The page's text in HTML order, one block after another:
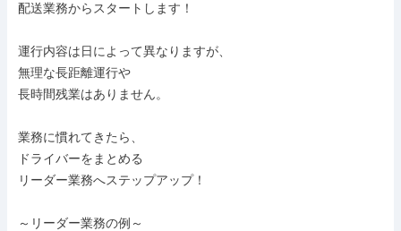
配送業務からスタートします！
運行内容は日によって異なりますが、
無理な長距離運行や
長時間残業はありません。
業務に慣れてきたら、
ドライバーをまとめる
リーダー業務へステップアップ！
～リーダー業務の例～